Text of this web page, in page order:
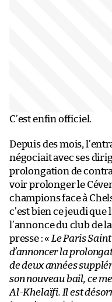
C’est enfin officiel.
Depuis des mois,
négociait avec ses
prolongation de
voir prolonger le
champions face à
c’est bien ce jeudi que
l’annonce du club de
presse : « Le Paris
d’annoncer la
de deux années
son nouveau bail, ce
Al-Khelaïfi. Il est